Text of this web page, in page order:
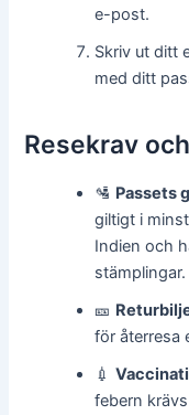
e-post.
Skriv ut ditt
med ditt
Resekrav
🛂 Passets
giltigt i
Indien och
stämplingar.
🎫
för återresa
💉
febern